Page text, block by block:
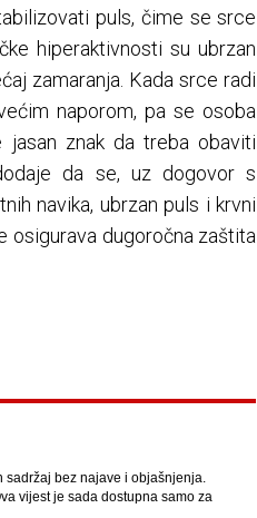
puls, čime se srce
hiperaktivnosti su ubrzan
zamaranja. Kada srce radi
naporom, pa se osoba
znak da treba obaviti
da se, uz dogovor s
navika, ubrzan puls i krvni
osigurava dugoročna zaštita
bez najave i objašnjenja.
vijest je sada dostupna samo za